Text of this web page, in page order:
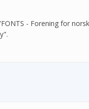
- Forening for